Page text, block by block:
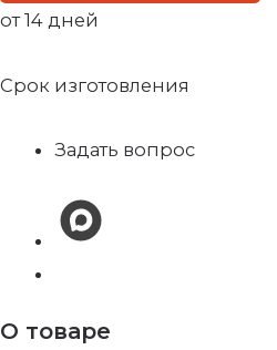
от 14 дней
Срок изготовления
Задать вопрос
О товаре